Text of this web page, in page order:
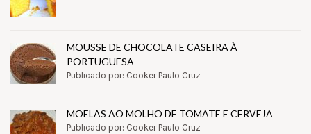
MOUSSE DE CHOCOLATE CASEIRA À
PORTUGUESA
Publicado por: Cooker Paulo Cruz
MOELAS AO MOLHO DE TOMATE E CERVEJA
Publicado por: Cooker Paulo Cruz